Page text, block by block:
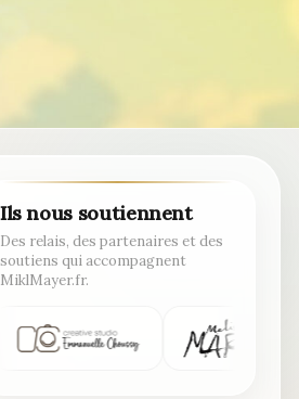
Ils nous soutiennent
Des relais, des partenaires et des
soutiens qui accompagnent
MiklMayer.fr.